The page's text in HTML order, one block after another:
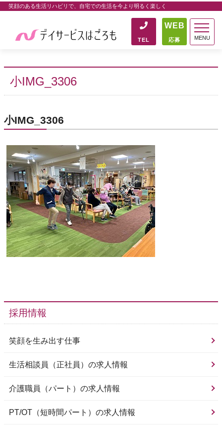
笑顔のある生活リハビリで、自宅での生活を今より明るく楽しく
TEL
WEB
応募 MENU
小IMG_3306
小IMG_3306
採用情報
笑顔を生み出す仕事
生活相談員（正社員）の求人情報
介護職員（パート）の求人情報
PT/OT（短時間パート）の求人情報